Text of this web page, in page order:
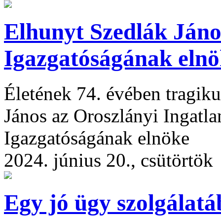
Elhunyt Szedlák
Igazgatóságának
Életének 74. évében
János az Oroszlányi
Igazgatóságának elnöke
2024. június 20., csütörtök
Egy jó ügy